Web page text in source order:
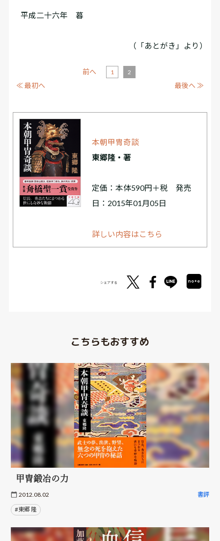
平成二十六年 暮
（「あとがき」より）
≪ 最初へ
前へ 1 2
最後へ ≫
本朝甲冑奇談
東郷隆・著
定価：本体590円＋税 発売
日：2015年01月05日
詳しい内容はこちら
シェアする
こちらもおすすめ
甲冑鍛冶の力
2012.08.02 書評
#東郷 隆